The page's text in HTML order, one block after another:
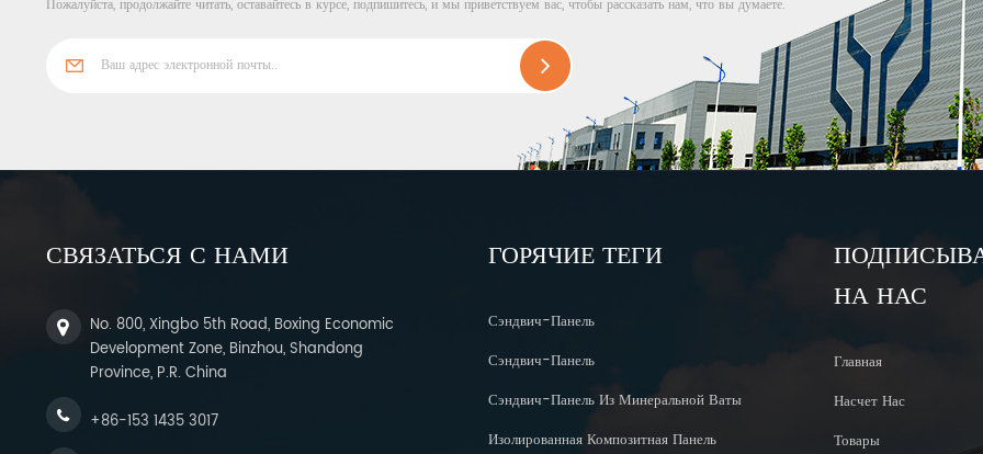
Пожалуйста, продолжайте читать, оставайтесь в курсе, подпишитесь, и мы приветствуем вас, чтобы рассказать нам, что вы думаете.
СВЯЗАТЬСЯ С НАМИ
No. 800, Xingbo 5th Road, Boxing Economic
Development Zone, Binzhou, Shandong
Province, P.R. China
+86-153 1435 3017
ГОРЯЧИЕ ТЕГИ
Сэндвич-Панель
Сэндвич-Панель
Сэндвич-Панель Из Минеральной Ваты
Изолированная Композитная Панель
НА НАС
Главная
Насчет Нас
Товары